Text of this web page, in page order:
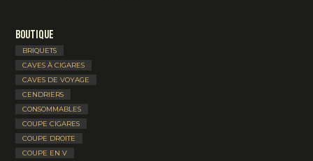
Boutique
BRIQUETS
CAVES À CIGARES
CAVES DE VOYAGE
CENDRIERS
CONSOMMABLES
COUPE CIGARES
COUPE DROITE
COUPE EN V